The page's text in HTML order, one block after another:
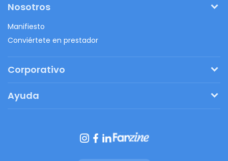
Nosotros
Manifiesto
Conviértete en prestador
Corporativo
Regalos originales
Ayuda
Botón de arrepentimiento